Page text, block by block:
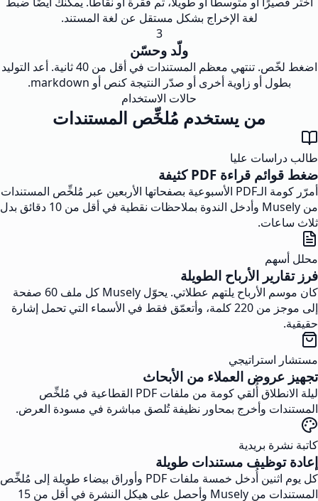
لغة الإخراج بشكل مستقل عن لغة المستند.
3
ولّد وحسّن
اضغط لخّص. تنتهي معظم المستندات في أقل من 40 ثانية. أعد التوليد
بطول أو زاوية أخرى أو صدّر النتيجة كنص أو markdown.
حالات الاستخدام
من يستخدم مُلخِّص المستندات
طالب دراسات عليا
ضغط قوائم قراءة PDF كثيفة
أمرّر كومة الـPDF الأسبوعية بصفحاتها الأربعين عبر مُلخِّص المستندات
من Musely وأدخل الندوة بملاحظات نقطية في أقل من 10 دقائق بدل
ثلاث ساعات.
محلل أسهم
فرز تقارير الأرباح الطويلة
كان موسم الأرباح يلتهم عطلاتي. يحوّل Musely كل ملف 60 صفحة
إلى موجز من 220 كلمة، وأتعمّق فقط في الأسماء التي تحمل إشارة
حقيقية.
مستشار استراتيجي
تجهيز عروض العملاء من الأبحاث
ليلة الانطلاق أُلقي كومة من ملفات PDF القطاعية في مُلخِّص
المستندات وأخرج بمحاور نظيفة تُلصق مباشرة في مسودة العرض.
كاتبة نشرة بريدية
إعادة توظيف مستندات طويلة
كل يوم اثنين أُدخل خمسة ملفات PDF وأوراق بيضاء طويلة إلى مُلخِّص
المستندات من Musely وأحصل على هيكل النشرة في أقل من 15